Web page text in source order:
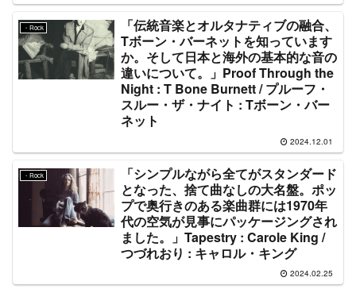
・Rock
「伝統音楽とオルタナティブの融合、
Tボーン・バーネットを知っています
か。そして日本と海外の基本的な音の
違いについて。」Proof Through the
Night : T Bone Burnett / プルーフ・
スルー・ザ・ナイト : Tボーン・バー
ネット
2024.12.01
・Rock
「シンプルながら全てがスタンダード
となった、捨て曲なしの大名盤。ポッ
プで奥行きのある楽曲群には1970年
代の空気が見事にパッケージングされ
ました。」Tapestry : Carole King /
つづれおり : キャロル・キング
2024.02.25